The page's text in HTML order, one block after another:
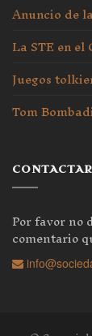
Anuncio de
La STE en el
Juegos
Tom
CONTACTAR
Por favor no
comentario